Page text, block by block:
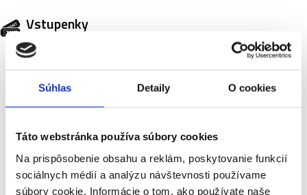
Súhlas Detaily O cookies
Táto webstránka používa súbory cookies
Na prispôsobenie obsahu a reklám, poskytovanie funkcií
sociálnych médií a analýzu návštevnosti používame
súbory cookie. Informácie o tom, ako používate naše
Vstupenky
VIP
2026
MOTOGP INDONÉZIA | VIP vstupenky | rôzny
počet dní